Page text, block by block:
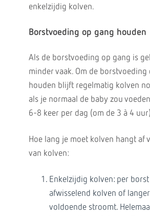
enkelzijdig kolven.
Borstvoeding op gang houden
Als de borstvoeding op gang is
minder vaak. Om de borstvoeding
houden blijft regelmatig kolven
als je normaal de baby zou
6-8 keer per dag (om de 3 à 4
Hoe lang je moet kolven hangt af
van kolven:
Enkelzijdig kolven: per
afwisselend kolven of
voldoende stroomt.